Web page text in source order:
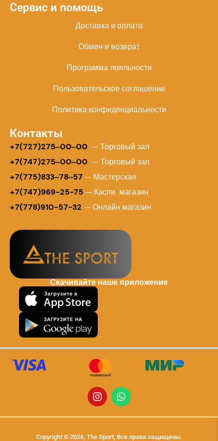
Сервис и помощь
Доставка и оплата
Обмен и возврат
Программа лояльности
Пользовательское соглашение
Политика конфиденциальности
Контакты
+7(727)275‒00‒00 — Торговый зал
+7(747)275‒00‒00 — Торговый зал
+7(775)833‒78‒57 — Мастерская
+7(747)969-25-75 — Каспи магазин
+7(778)910-57-32 — Онлайн магазин
Скачивайте наше приложение
Copyright © 2026, The Sport, Все права защищены.